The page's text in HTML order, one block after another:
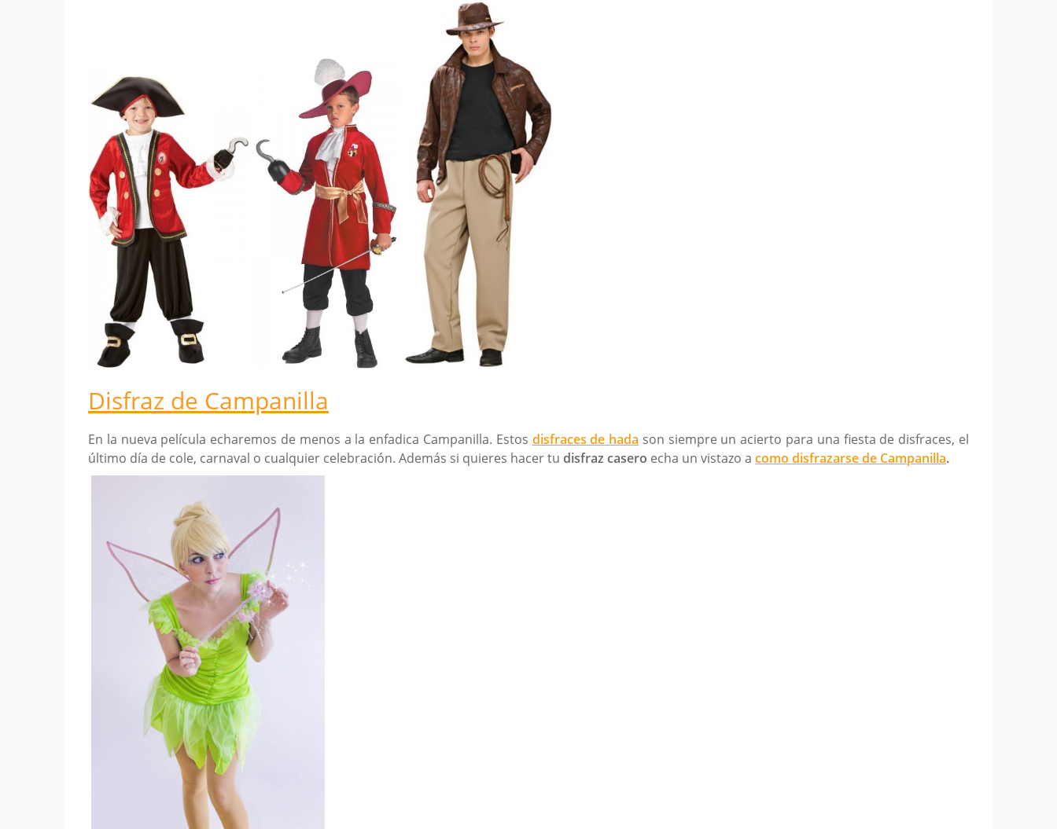
Disfraz de Campanilla
En la nueva película echaremos de menos a la enfadica Campanilla. Estos disfraces de hada son siempre un acierto para una fiesta de disfraces, el
último día de cole, carnaval o cualquier celebración. Además si quieres hacer tu disfraz casero echa un vistazo a como disfrazarse de Campanilla.